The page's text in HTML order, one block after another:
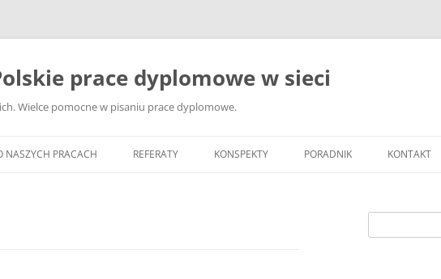
prace dyplomowe w sieci
Wielce pomocne w pisaniu prace dyplomowe.
NASZYCH PRACACH REFERATY KONSPEKTY PORADNIK
JAK ZBIERAĆ I OPRACOWYWAĆ
KONTAKT